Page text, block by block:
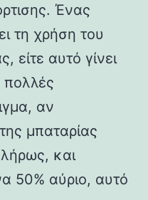
Ένας
τη χρήση του
είτε αυτό γίνει
πολλές
αν
μπαταρίας
και
50% αύριο, αυτό